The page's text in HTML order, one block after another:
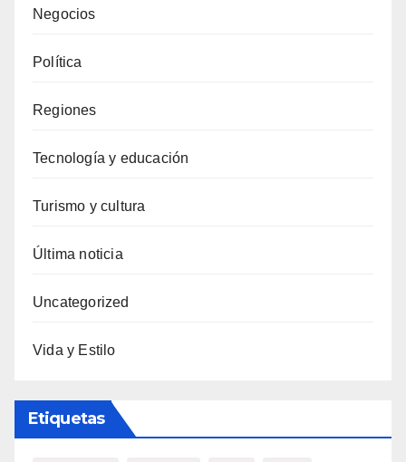
Negocios
Política
Regiones
Tecnología y educación
Turismo y cultura
Última noticia
Uncategorized
Vida y Estilo
Etiquetas